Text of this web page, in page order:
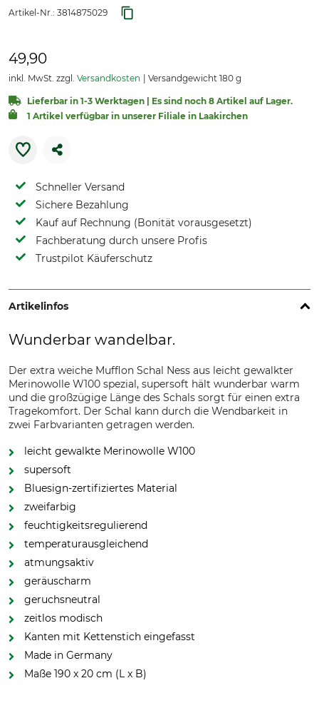
Artikel-Nr.: 3814875029
49,90
inkl. MwSt. zzgl. Versandkosten Versandgewicht 180 g
Lieferbar in 1-3 Werktagen | Es sind noch 8 Artikel auf Lager.
1 Artikel verfügbar in unserer Filiale in Laakirchen
Schneller Versand
Sichere Bezahlung
Kauf auf Rechnung (Bonität vorausgesetzt)
Fachberatung durch unsere Profis
Trustpilot Käuferschutz
Artikelinfos
Wunderbar wandelbar.
Der extra weiche Mufflon Schal Ness aus leicht gewalkter
Merinowolle W100 spezial, supersoft hält wunderbar warm
und die großzügige Länge des Schals sorgt für einen extra
Tragekomfort. Der Schal kann durch die Wendbarkeit in
zwei Farbvarianten getragen werden.
leicht gewalkte Merinowolle W100
supersoft
Bluesign-zertifiziertes Material
zweifarbig
feuchtigkeitsregulierend
temperaturausgleichend
atmungsaktiv
geräuscharm
geruchsneutral
zeitlos modisch
Kanten mit Kettenstich eingefasst
Made in Germany
Maße 190 x 20 cm (L x B)